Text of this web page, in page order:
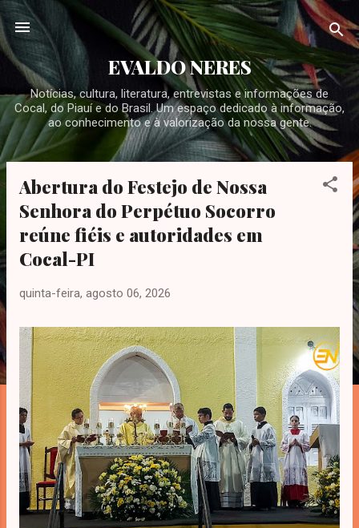
Pular para o conteúdo principal
EVALDO NERES
Notícias, cultura, literatura, entrevistas e informações de
Cocal, do Piauí e do Brasil. Um espaço dedicado à informação,
ao conhecimento e à valorização da nossa gente.
Abertura do Festejo de Nossa
Senhora do Perpétuo Socorro
reúne fiéis e autoridades em
Cocal-PI
quinta-feira, agosto 06, 2026